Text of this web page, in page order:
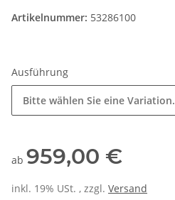
Artikelnummer: 53286100
Ausführung
Bitte wählen Sie eine Variation.
ab 959,00 €
inkl. 19% USt. , zzgl. Versand